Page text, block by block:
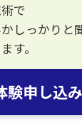
で
しっかりと
す。
験申し込